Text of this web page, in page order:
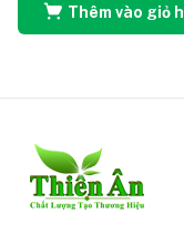
Thêm vào giỏ